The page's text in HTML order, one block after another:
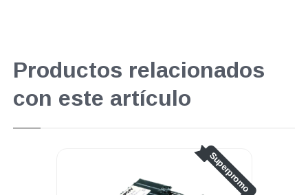
Productos relacionados
con este artículo
Superpromo